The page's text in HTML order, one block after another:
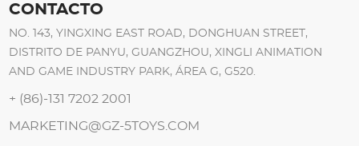
CONTACTO
NO. 143, YINGXING EAST ROAD, DONGHUAN STREET,
DISTRITO DE PANYU, GUANGZHOU, XINGLI ANIMATION
AND GAME INDUSTRY PARK, ÁREA G, G520.
+ (86)-131 7202 2001
MARKETING@GZ-5TOYS.COM